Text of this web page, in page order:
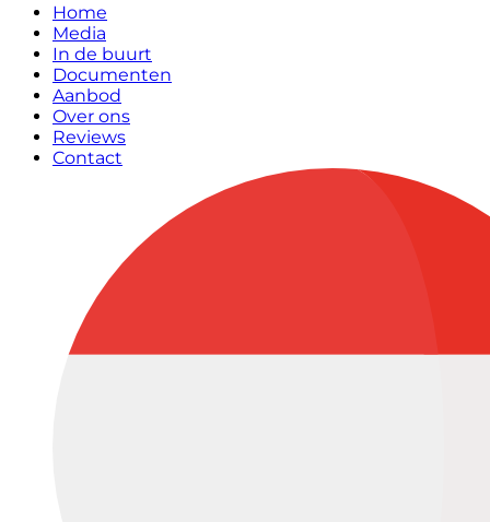
Home
Media
In de buurt
Documenten
Aanbod
Over ons
Reviews
Contact